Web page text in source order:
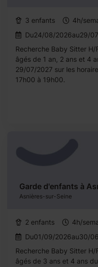
3 enfants
4h/
Du24/08/2026au29/
Recherche Baby Sitter
âgés de 1 an, 2 ans et 4
29/07/2027 sur les
17h00 à 19h00.
Garde d'enfants à
Asnières-sur-Seine
2 enfants
4h/
Du01/09/2026au30/
Recherche Baby Sitter
âgés de 3 ans et 4 ans